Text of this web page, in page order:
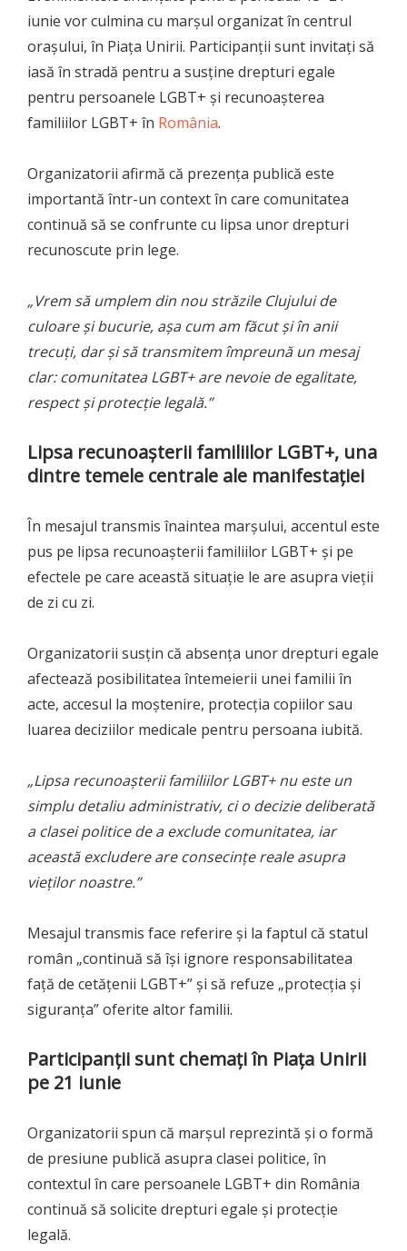
iunie vor culmina cu marșul organizat în centrul
orașului, în Piața Unirii. Participanții sunt invitați să
iasă în stradă pentru a susține drepturi egale
pentru persoanele LGBT+ și recunoașterea
familiilor LGBT+ în România.
Organizatorii afirmă că prezența publică este
importantă într-un context în care comunitatea
continuă să se confrunte cu lipsa unor drepturi
recunoscute prin lege.
„Vrem să umplem din nou străzile Clujului de
culoare și bucurie, așa cum am făcut și în anii
trecuți, dar și să transmitem împreună un mesaj
clar: comunitatea LGBT+ are nevoie de egalitate,
respect și protecție legală.”
Lipsa recunoașterii familiilor LGBT+, una
dintre temele centrale ale manifestației
În mesajul transmis înaintea marșului, accentul este
pus pe lipsa recunoașterii familiilor LGBT+ și pe
efectele pe care această situație le are asupra vieții
de zi cu zi.
Organizatorii susțin că absența unor drepturi egale
afectează posibilitatea întemeierii unei familii în
acte, accesul la moștenire, protecția copiilor sau
luarea deciziilor medicale pentru persoana iubită.
„Lipsa recunoașterii familiilor LGBT+ nu este un
simplu detaliu administrativ, ci o decizie deliberată
a clasei politice de a exclude comunitatea, iar
această excludere are consecințe reale asupra
vieților noastre.”
Mesajul transmis face referire și la faptul că statul
român „continuă să își ignore responsabilitatea
față de cetățenii LGBT+” și să refuze „protecția și
siguranța” oferite altor familii.
Participanții sunt chemați în Piața Unirii
pe 21 iunie
Organizatorii spun că marșul reprezintă și o formă
de presiune publică asupra clasei politice, în
contextul în care persoanele LGBT+ din România
continuă să solicite drepturi egale și protecție
legală.